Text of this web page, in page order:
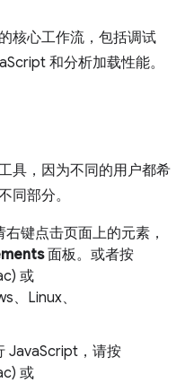
核心工作流，包括调试
和分析加载性能。
具，因为不同的用户都希
同部分。
键点击页面上的元素，
面板。或者按
或
、Linux、
JavaScript，请按
或